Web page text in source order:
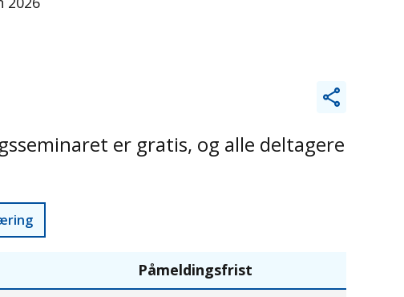
er gratis, og alle deltagere
Påmeldingsfrist